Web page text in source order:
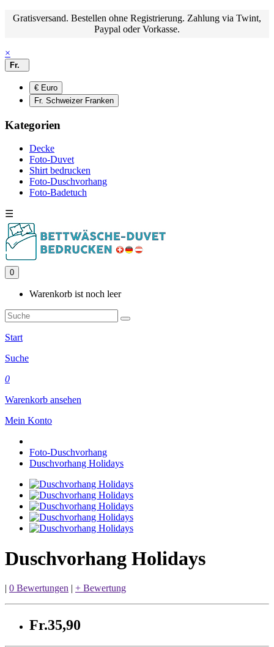
Gratisversand. Bestellen ohne Registrierung. Zahlung via Twint,
Paypal oder Vorkasse.
×
Fr.
€ Euro
Fr. Schweizer Franken
Kategorien
Decke
Foto-Duvet
Shirt bedrucken
Foto-Duschvorhang
Foto-Badetuch
☰
0
Warenkorb ist noch leer
Start
Suche
0
Warenkorb ansehen
Mein Konto
Foto-Duschvorhang
Duschvorhang Holidays
Duschvorhang Holidays
| 0 Bewertungen | + Bewertung
Fr.35,90